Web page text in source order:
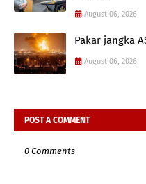
August 06, 2026
Pakar jangka
August 06, 2026
POST A COMMENT
0 Comments